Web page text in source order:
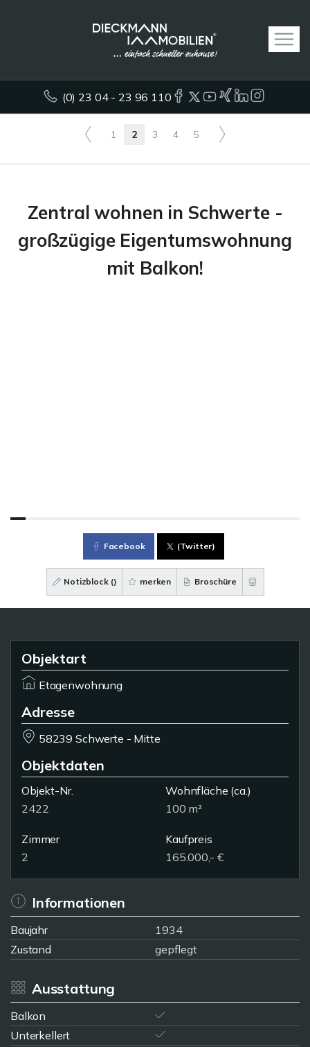
(0) 23 04 - 23 96 110
1 2 3 4 5
Zentral wohnen in Schwerte -
großzügige Eigentumswohnung
mit Balkon!
Facebook (Twitter)
Notizblock () merken Broschüre
Objektart
Etagenwohnung
Adresse
58239 Schwerte - Mitte
Objektdaten
Objekt-Nr.
2422
Wohnfläche (ca.)
100 m²
Zimmer
2
Kaufpreis
165.000,- €
Informationen
Baujahr
1934
Zustand
gepflegt
Ausstattung
Balkon
Unterkellert